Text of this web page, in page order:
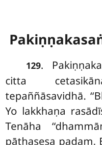
129.
citta
tepaññāsavidhā.
Yo lakkhaṇa
Tenāha
pāṭhasesa padaṃ.